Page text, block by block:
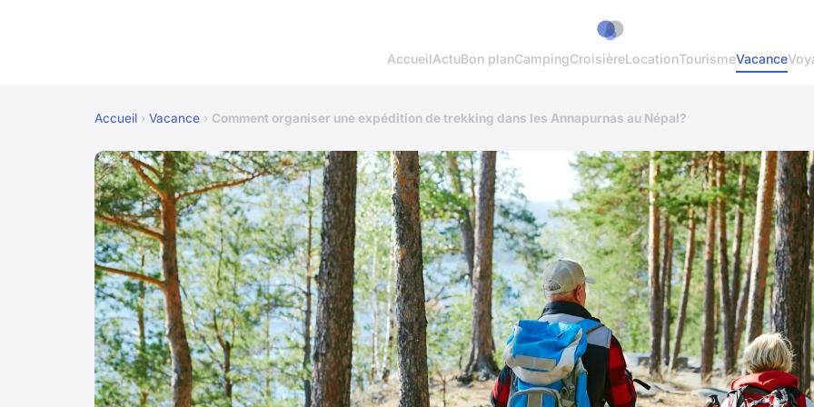
AccueilActuBon planCampingCroisièreLocationTourismeVacance
Accueil › Vacance › Comment organiser une expédition de trekking dans les Annapurnas au Népal?